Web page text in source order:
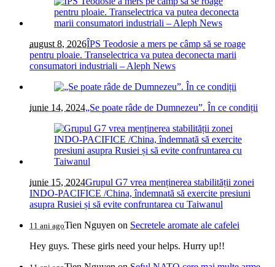
august 8, 2026ÎPS Teodosie a mers pe câmp să se roage
pentru ploaie. Transelectrica va putea deconecta marii
consumatori industriali – Aleph News
iunie 14, 2024„Se poate râde de Dumnezeu”. În ce condiții
iunie 15, 2024Grupul G7 vrea menținerea stabilității zonei
INDO-PACIFICE /China, îndemnată să exercite presiuni
asupra Rusiei și să evite confruntarea cu Taiwanul
11 ani agoTien Nguyen on Secretele aromate ale cafelei
Hey guys. These girls need your helps. Hurry up!!